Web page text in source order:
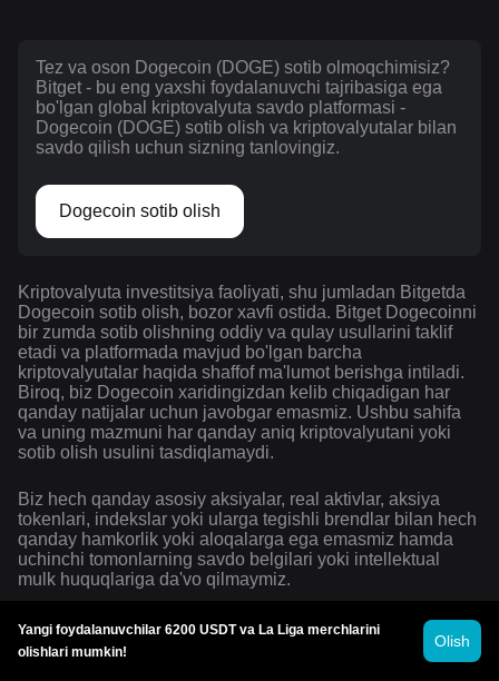
Tez va oson Dogecoin (DOGE) sotib olmoqchimisiz?
Bitget - bu eng yaxshi foydalanuvchi tajribasiga ega
bo'lgan global kriptovalyuta savdo platformasi -
Dogecoin (DOGE) sotib olish va kriptovalyutalar bilan
savdo qilish uchun sizning tanlovingiz.
Dogecoin sotib olish
Kriptovalyuta investitsiya faoliyati, shu jumladan Bitgetda
Dogecoin sotib olish, bozor xavfi ostida. Bitget Dogecoinni
bir zumda sotib olishning oddiy va qulay usullarini taklif
etadi va platformada mavjud bo'lgan barcha
kriptovalyutalar haqida shaffof ma'lumot berishga intiladi.
Biroq, biz Dogecoin xaridingizdan kelib chiqadigan har
qanday natijalar uchun javobgar emasmiz. Ushbu sahifa
va uning mazmuni har qanday aniq kriptovalyutani yoki
sotib olish usulini tasdiqlamaydi.
Biz hech qanday asosiy aksiyalar, real aktivlar, aksiya
tokenlari, indekslar yoki ularga tegishli brendlar bilan hech
qanday hamkorlik yoki aloqalarga ega emasmiz hamda
uchinchi tomonlarning savdo belgilari yoki intellektual
mulk huquqlariga da'vo qilmaymiz.
Yangi foydalanuvchilar 6200 USDT va La Liga merchlarini
olishlari mumkin!
Olish